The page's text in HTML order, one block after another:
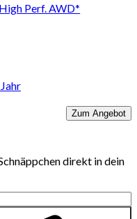
Perf. AWD*
Zum Angebot
direkt in dein